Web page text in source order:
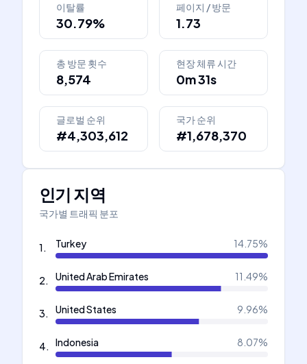
이탈률
30.79%
페이지 / 방문
1.73
총 방문 횟수
8,574
현장 체류 시간
0m 31s
글로벌 순위
#4,303,612
국가 순위
#1,678,370
인기 지역
국가별 트래픽 분포
1. Turkey 14.75%
2. United Arab Emirates 11.49%
3. United States 9.96%
4. Indonesia 8.07%